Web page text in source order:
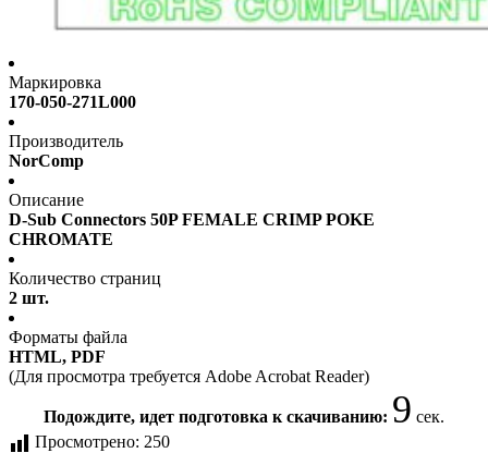
Маркировка
170-050-271L000
Производитель
NorComp
Описание
D-Sub Connectors 50P FEMALE CRIMP POKE
CHROMATE
Количество страниц
2 шт.
Форматы файла
HTML, PDF
(Для просмотра требуется Adobe Acrobat Reader)
Подождите, идет подготовка к скачиванию: 9 сек.
Просмотрено: 250